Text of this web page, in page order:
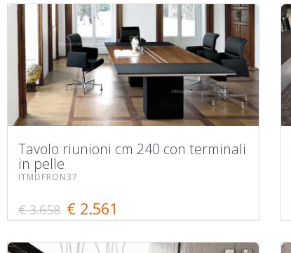
Tavolo riunioni cm 240 con terminali
in pelle
ITMDFRON37
€ 3.658 € 2.561